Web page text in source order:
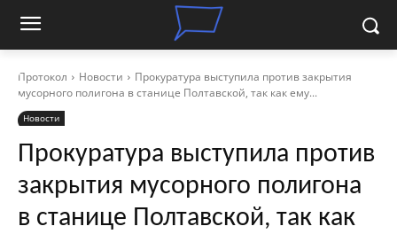
Протокол Новости
Прокуратура выступила против закрытия
мусорного полигона в станице Полтавской, так как ему...
Новости
Прокуратура выступила против
закрытия мусорного полигона
в станице Полтавской, так как